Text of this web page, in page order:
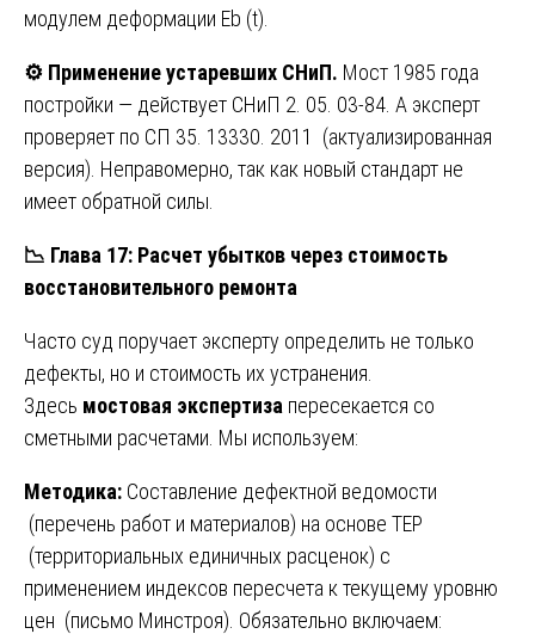
модулем деформации Eb (t).
⚙️ Применение устаревших СНиП. Мост 1985 года
постройки — действует СНиП 2. 05. 03-84. А эксперт
проверяет по СП 35. 13330. 2011 (актуализированная
версия). Неправомерно, так как новый стандарт не
имеет обратной силы.
📉 Глава 17: Расчет убытков через стоимость
восстановительного ремонта
Часто суд поручает эксперту определить не только
дефекты, но и стоимость их устранения.
Здесь мостовая экспертиза пересекается со
сметными расчетами. Мы используем:
Методика: Составление дефектной ведомости
(перечень работ и материалов) на основе ТЕР
(территориальных единичных расценок) с
применением индексов пересчета к текущему уровню
цен (письмо Минстроя). Обязательно включаем: